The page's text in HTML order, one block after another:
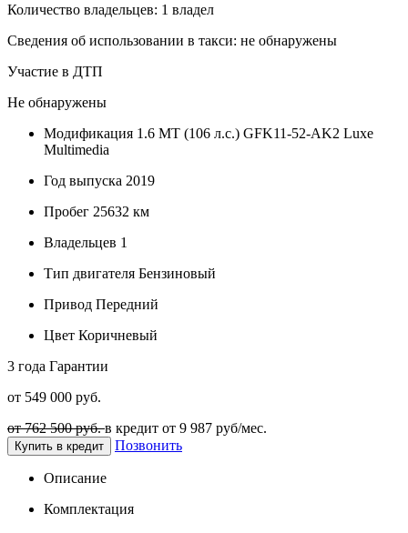
Количество владельцев: 1 владел
Сведения об использовании в такси: не обнаружены
Участие в ДТП
Не обнаружены
Модификация 1.6 MT (106 л.с.) GFK11-52-AK2 Luxe
Multimedia
Год выпуска 2019
Пробег 25632 км
Владельцев 1
Тип двигателя Бензиновый
Привод Передний
Цвет Коричневый
3 года Гарантии
от 549 000 руб.
от 762 500 руб.в кредит от 9 987 руб/мес.
Купить в кредит Позвонить
Описание
Комплектация